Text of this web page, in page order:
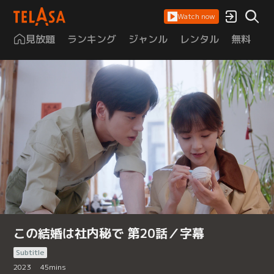
Watch now
見放題 ランキング ジャンル レンタル 無料
この結婚は社内秘で 第20話／字幕
Subtitle
2023
45mins